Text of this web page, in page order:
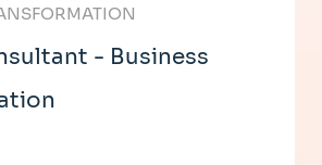
- Business